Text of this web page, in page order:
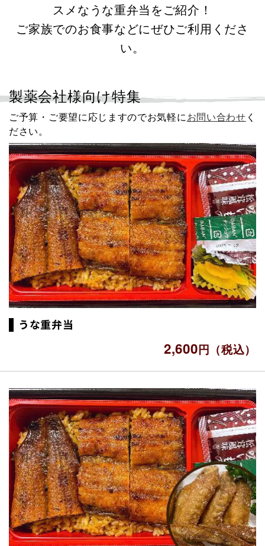
スメなうな重弁当をご紹介！
ご家族でのお食事などにぜひご利用くださ
い。
製薬会社様向け特集
ご予算・ご要望に応じますのでお気軽にお問い合わせ く
ださい。
うな重弁当
2,600円（税込）